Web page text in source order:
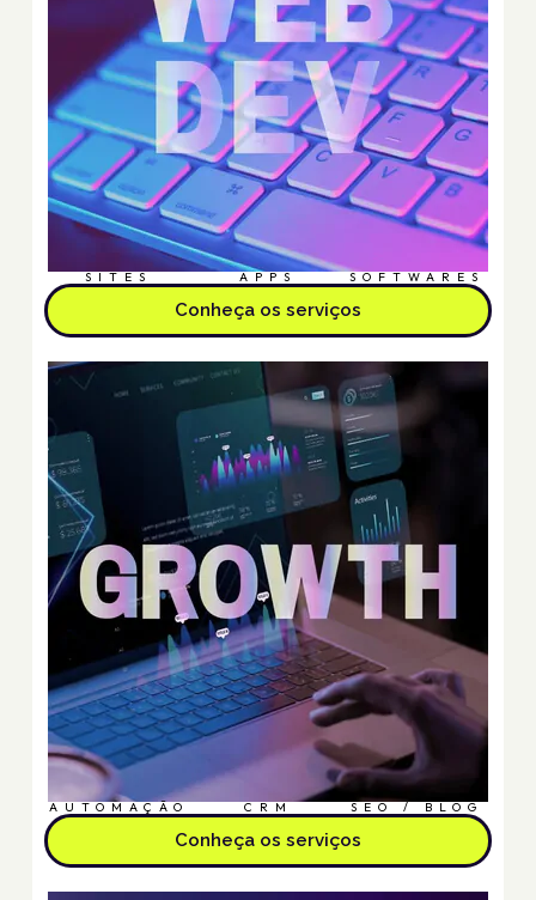
SITES APPS SOFTWARES
Conheça os serviços
AUTOMAÇÃO CRM SEO / BLOG
Conheça os serviços